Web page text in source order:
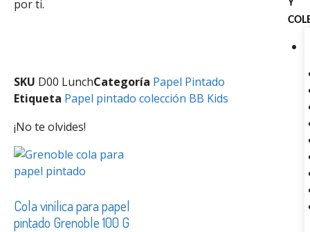
Y
por ti.
SKU D00 LunchCategoría Papel Pintado
Etiqueta Papel pintado colección BB Kids
¡No te olvides!
Cola vinílica para papel
pintado Grenoble 100 G